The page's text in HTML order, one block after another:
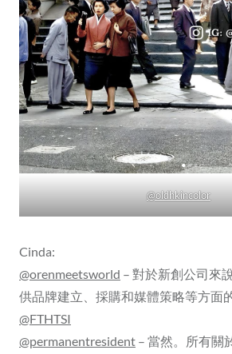
@oldhkincolor
Cinda:
@orenmeetsworld – 對於新創公司來
供品牌建立、採購和媒體策略等方面
@FTHTSI
@permanentresident – 當然。所有關